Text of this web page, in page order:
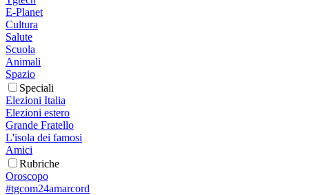
E-Planet
Cultura
Salute
Scuola
Animali
Spazio
Speciali
Elezioni Italia
Elezioni estero
Grande Fratello
L'isola dei famosi
Amici
Rubriche
Oroscopo
#tgcom24amarcord